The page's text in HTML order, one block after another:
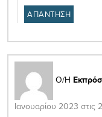
ΑΠΑΝΤΗΣΗ
Ο/Η
Ιανουαρίου 2023 στις